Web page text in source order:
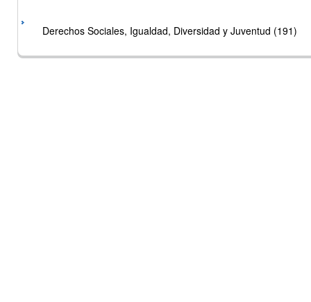
Derechos Sociales, Igualdad, Diversidad y Juventud (191)